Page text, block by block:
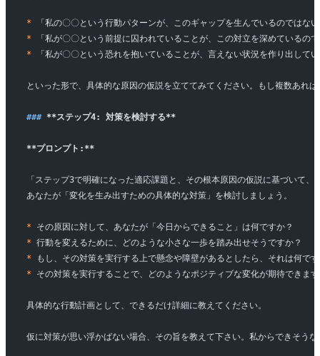
* 「私の〇〇という行動パターンが、このギャップを生んでいるのでは
* 「私が〇〇という前提に囚われていることが、この対立を深めている
* 「私が〇〇という恐れを抱いていることが、言えない状況を作り出して
といった形で、具体的な原因の仮説を立ててみてください。もし複数あれ
### **ステップ4: 対策を検討する**
**プロンプト:**
「ステップ3で明確になった適応課題と、その根本原因の仮説に基づいて、
あなたが「変化を生み出すための具体的な対策」を検討しましょう。
* その原因に対して、あなたが「今日からできること」は何ですか？
* 行動を変えるために、どのような小さな一歩を踏み出せそうですか？
* もし、その対策を実行する上で懸念や障壁があるとしたら、それは何
* その対策を実行することで、どのようなポジティブな変化が期待できま
具体的な行動計画として、できるだけ詳細に教えてください。
仮に対策が思い浮かばない場合、その旨を教えて下さい。私からできそう